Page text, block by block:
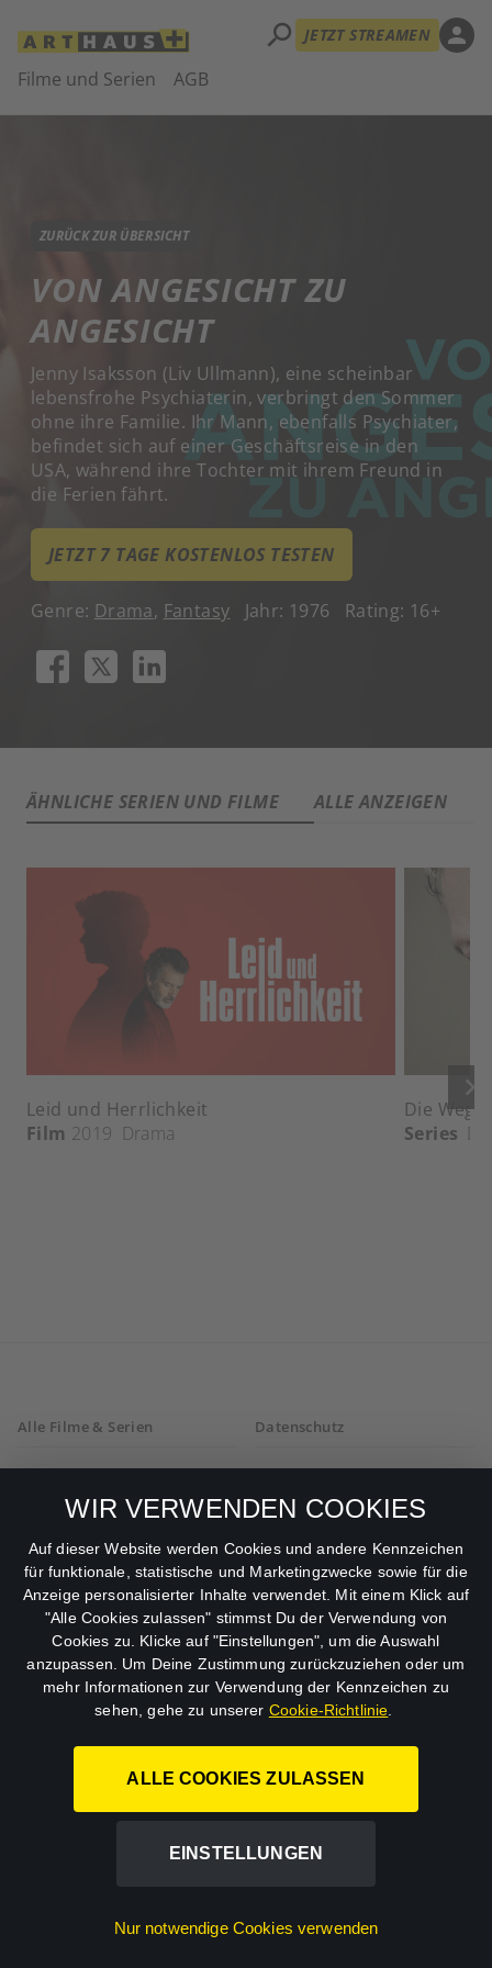
WIR VERWENDEN COOKIES
Auf dieser Website werden Cookies und andere Kennzeichen
für funktionale, statistische und Marketingzwecke sowie für die
Anzeige personalisierter Inhalte verwendet. Mit einem Klick auf
"Alle Cookies zulassen" stimmst Du der Verwendung von
Cookies zu. Klicke auf "Einstellungen", um die Auswahl
anzupassen. Um Deine Zustimmung zurückzuziehen oder um
mehr Informationen zur Verwendung der Kennzeichen zu
sehen, gehe zu unserer Cookie-Richtlinie
ALLE COOKIES ZULASSEN
EINSTELLUNGEN
Nur notwendige Cookies verwenden
Filme und Serien AGB
search JETZT STREAMEN person
ZURÜCK ZUR ÜBERSICHT
VON ANGESICHT ZU
ANGESICHT
Jenny Isaksson (Liv Ullmann), eine scheinbar
lebensfrohe Psychiaterin, verbringt den Sommer
ohne ihre Familie. Ihr Mann, ebenfalls Psychiater,
befindet sich auf einer Geschäftsreise in den
USA, während ihre Tochter mit ihrem Freund in
die Ferien fährt.
JETZT 7 TAGE KOSTENLOS TESTEN
Genre: Drama, Fantasy Jahr: 1976 Rating: 16+
ÄHNLICHE SERIEN UND FILME ALLE ANZEIGEN
keyboard_arrow_right
Leid und Herrlichkeit
Film 2019 Drama
Die
Series
Alle Filme & Serien
AGB
Impressum
Abo kündigen
Datenschutz